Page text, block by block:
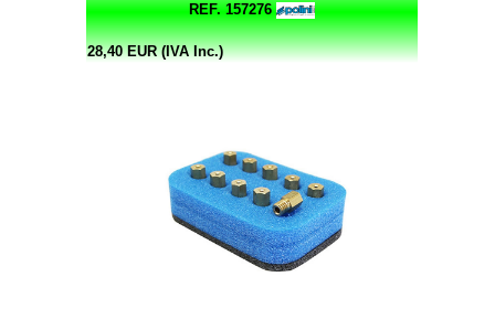
REF. 157276
28,40 EUR (IVA Inc.)